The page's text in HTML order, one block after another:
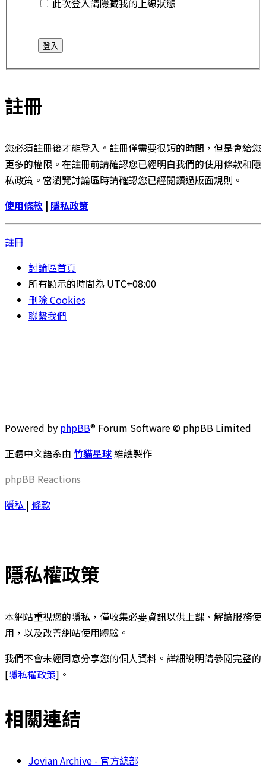
此次登入請隱藏我的上線狀態
註冊
您必須註冊後才能登入。註冊僅需要很短的時間，但是會給您
更多的權限。在註冊前請確認您已經明白我們的使用條款和隱
私政策。當瀏覽討論區時請確認您已經閱讀過版面規則。
使用條款 | 隱私政策
註冊
討論區首頁
所有顯示的時間為 UTC+08:00
刪除 Cookies
聯繫我們
Powered by phpBB® Forum Software © phpBB Limited
正體中文語系由 竹貓星球維護製作
phpBB Reactions
隱私 | 條款
隱私權政策
本網站重視您的隱私，僅收集必要資訊以供上課、解讀服務使
用，以及改善網站使用體驗。
我們不會未經同意分享您的個人資料。詳細說明請參閱完整的
[隱私權政策]。
相關連結
Jovian Archive - 官方總部